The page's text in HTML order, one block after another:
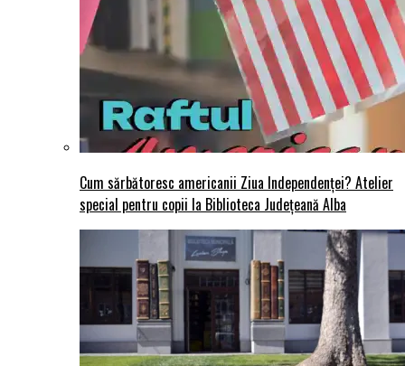
Cum sărbătoresc americanii Ziua Independenței? Atelier
special pentru copii la Biblioteca Județeană Alba